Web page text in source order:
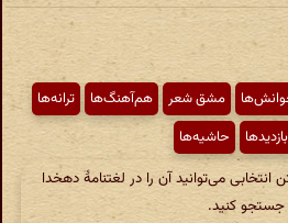
مشق شعر هم‌آهنگ‌ها
ترانه‌ها
حاشیه‌ها
می‌توانید آن را در لغتنامهٔ دهخدا
جستجو کنید.